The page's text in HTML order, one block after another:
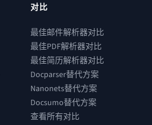
对比
最佳邮件解析器对比
最佳PDF解析器对比
最佳简历解析器对比
Docparser替代方案
Nanonets替代方案
Docsumo替代方案
查看所有对比